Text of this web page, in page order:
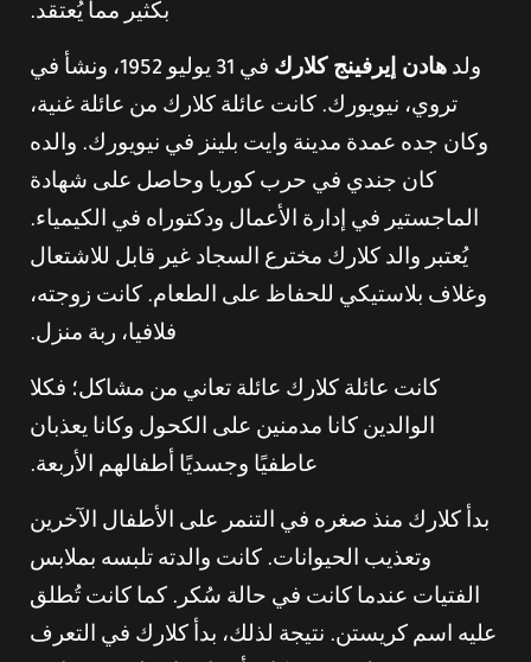
بكثير مما يُعتقد.
ولد هادن إيرفينج كلارك
في 31 يوليو 1952، ونشأ في
تروي، نيويورك. كانت عائلة كلارك من عائلة غنية،
وكان جده عمدة مدينة وايت بلينز في نيويورك. والده
كان جندي في حرب كوريا وحاصل على شهادة
الماجستير في إدارة الأعمال ودكتوراه في الكيمياء.
يُعتبر والد كلارك مخترع السجاد غير قابل للاشتعال
وغلاف بلاستيكي للحفاظ على الطعام. كانت زوجته،
فلافيا، ربة منزل.
كانت عائلة كلارك عائلة تعاني من مشاكل؛ فكلا
الوالدين كانا مدمنين على الكحول وكانا يعذبان
عاطفيًا وجسديًا أطفالهم الأربعة.
بدأ كلارك منذ صغره في التنمر على الأطفال الآخرين
وتعذيب الحيوانات. كانت والدته تلبسه بملابس
الفتيات عندما كانت في حالة سُكر. كما كانت تُطلق
عليه اسم كريستن. نتيجة لذلك، بدأ كلارك في التعرف